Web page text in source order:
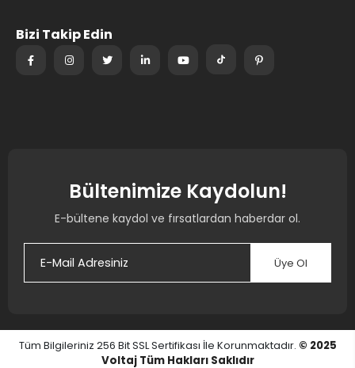
Bizi Takip Edin
Bültenimize Kaydolun!
E-bültene kaydol ve fırsatlardan haberdar ol.
Üye Ol
Tüm Bilgileriniz 256 Bit SSL Sertifikası İle Korunmaktadır. © 2025
Voltaj Tüm Hakları Saklıdır